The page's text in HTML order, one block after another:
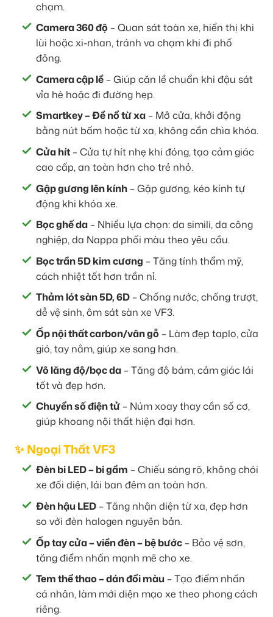
chạm.
Camera 360 độ – Quan sát toàn xe, hiển thị khi
lùi hoặc xi-nhan, tránh va chạm khi đi phố
đông.
Camera cập lề – Giúp căn lề chuẩn khi đậu sát
vỉa hè hoặc đi đường hẹp.
Smartkey – Đề nổ từ xa – Mở cửa, khởi động
bằng nút bấm hoặc từ xa, không cần chìa khóa.
Cửa hít – Cửa tự hít nhẹ khi đóng, tạo cảm giác
cao cấp, an toàn hơn cho trẻ nhỏ.
Gập gương lên kính – Gập gương, kéo kính tự
động khi khóa xe.
Bọc ghế da – Nhiều lựa chọn: da simili, da công
nghiệp, da Nappa phối màu theo yêu cầu.
Bọc trần 5D kim cương – Tăng tính thẩm mỹ,
cách nhiệt tốt hơn trần nỉ.
Thảm lót sàn 5D, 6D – Chống nước, chống trượt,
dễ vệ sinh, ôm sát sàn xe VF3.
Ốp nội thất carbon/vân gỗ – Làm đẹp taplo, cửa
gió, tay nắm, giúp xe sang hơn.
Vô lăng độ/bọc da – Tăng độ bám, cảm giác lái
tốt và đẹp hơn.
Chuyển số điện tử – Núm xoay thay cần số cơ,
giúp khoang nội thất hiện đại hơn.
✨ Ngoại Thất VF3
Đèn bi LED – bi gầm – Chiếu sáng rõ, không chói
xe đối diện, lái ban đêm an toàn hơn.
Đèn hậu LED – Tăng nhận diện từ xa, đẹp hơn
so với đèn halogen nguyên bản.
Ốp tay cửa – viền đèn – bệ bước – Bảo vệ sơn,
tăng điểm nhấn mạnh mẽ cho xe.
Tem thể thao – dán đổi màu – Tạo điểm nhấn
cá nhân, làm mới diện mạo xe theo phong cách
riêng.